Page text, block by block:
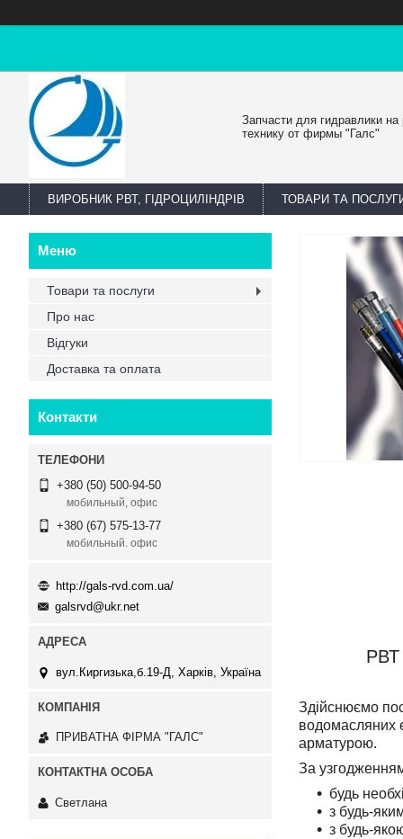
Запчасти для гидравлики
технику от фирмы "Галс"
ВИРОБНИК РВТ, ГІДРОЦИЛІНДРІВ ТОВАРИ ТА
РВТ
Здійснюємо
водомасляних
арматурою.
За
будь
з будь-
з будь-
Товари та послуги
Про нас
Відгуки
Доставка та оплата
Контакти
+380 (50) 500-94-50
мобильный, офис
+380 (67) 575-13-77
мобильный. офис
http://gals-rvd.com.ua/
galsrvd@ukr.net
вул.Киргизька,б.19-Д, Харків, Україна
ПРИВАТНА ФІРМА "ГАЛС"
Светлана